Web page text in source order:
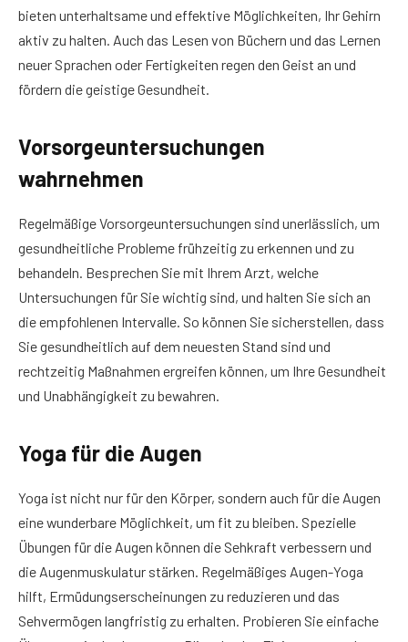
bieten unterhaltsame und effektive Möglichkeiten, Ihr Gehirn
aktiv zu halten. Auch das Lesen von Büchern und das Lernen
neuer Sprachen oder Fertigkeiten regen den Geist an und
fördern die geistige Gesundheit.
Vorsorgeuntersuchungen
wahrnehmen
Regelmäßige Vorsorgeuntersuchungen sind unerlässlich, um
gesundheitliche Probleme frühzeitig zu erkennen und zu
behandeln. Besprechen Sie mit Ihrem Arzt, welche
Untersuchungen für Sie wichtig sind, und halten Sie sich an
die empfohlenen Intervalle. So können Sie sicherstellen, dass
Sie gesundheitlich auf dem neuesten Stand sind und
rechtzeitig Maßnahmen ergreifen können, um Ihre Gesundheit
und Unabhängigkeit zu bewahren.
Yoga für die Augen
Yoga ist nicht nur für den Körper, sondern auch für die Augen
eine wunderbare Möglichkeit, um fit zu bleiben. Spezielle
Übungen für die Augen können die Sehkraft verbessern und
die Augenmuskulatur stärken. Regelmäßiges Augen-Yoga
hilft, Ermüdungserscheinungen zu reduzieren und das
Sehvermögen langfristig zu erhalten. Probieren Sie einfache